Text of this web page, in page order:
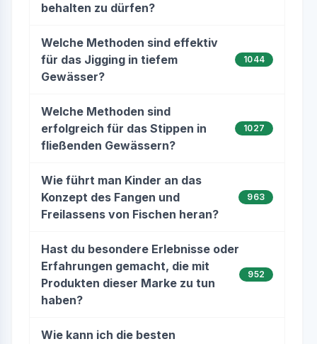
behalten zu dürfen?
Welche Methoden sind effektiv
für das Jigging in tiefem
Gewässer?
1044
Welche Methoden sind
erfolgreich für das Stippen in
fließenden Gewässern?
1027
Wie führt man Kinder an das
Konzept des Fangen und
Freilassens von Fischen heran?
963
Hast du besondere Erlebnisse oder
Erfahrungen gemacht, die mit
Produkten dieser Marke zu tun
haben?
952
Wie kann ich die besten